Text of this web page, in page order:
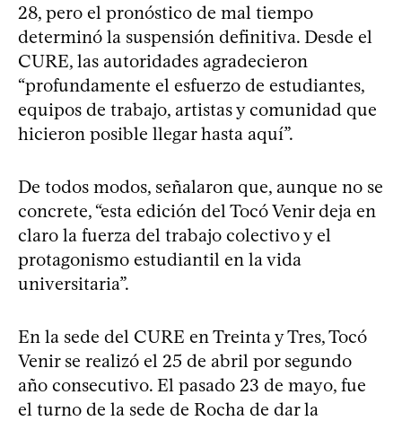
28, pero el pronóstico de mal tiempo
determinó la suspensión definitiva. Desde el
CURE, las autoridades agradecieron
“profundamente el esfuerzo de estudiantes,
equipos de trabajo, artistas y comunidad que
hicieron posible llegar hasta aquí”.
De todos modos, señalaron que, aunque no se
concrete, “esta edición del Tocó Venir deja en
claro la fuerza del trabajo colectivo y el
protagonismo estudiantil en la vida
universitaria”.
En la sede del CURE en Treinta y Tres, Tocó
Venir se realizó el 25 de abril por segundo
año consecutivo. El pasado 23 de mayo, fue
el turno de la sede de Rocha de dar la